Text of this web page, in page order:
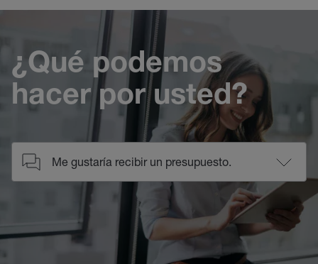
¿Qué podemos
hacer por usted?